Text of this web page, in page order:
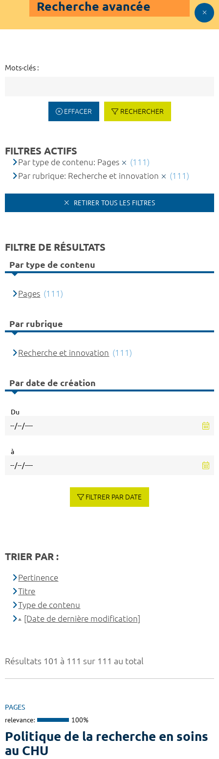
Recherche avancée
Mots-clés :
EFFACER RECHERCHER
Résultats 101 à 111 sur 111 au total
PAGES
relevance: 100%
Politique de la recherche en soins
au CHU
FILTRES ACTIFS
Par type de contenu: Pages
(111)
Par rubrique: Recherche et innovation
(111)
RETIRER TOUS LES FILTRES
FILTRE DE RÉSULTATS
Par type de contenu
Pages (111)
Par rubrique
Recherche et innovation (111)
Par date de création
Du
à
FILTRER PAR DATE
TRIER PAR :
Pertinence
Titre
Type de contenu
[Date de dernière modification]